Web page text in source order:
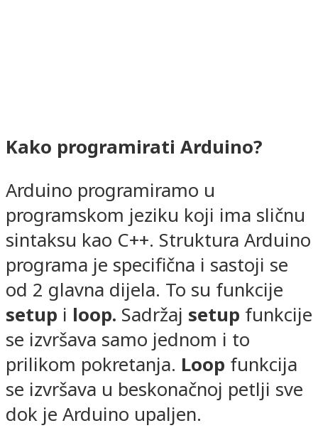
Kako programirati Arduino?
Arduino programiramo u
programskom jeziku koji ima sličnu
sintaksu kao C++. Struktura Arduino
programa je specifična i sastoji se
od 2 glavna dijela. To su funkcije
setup i loop. Sadržaj setup funkcije
se izvršava samo jednom i to
prilikom pokretanja. Loop funkcija
se izvršava u beskonačnoj petlji sve
dok je Arduino upaljen.